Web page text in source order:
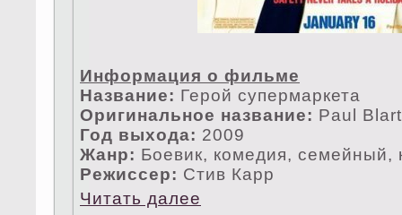
Информация о фильме
Название: Герой супермаркета
Оригинальное название: Paul
Год выхода: 2009
Жанр: Боевик, комедия, ceмейный,
Режисceр: Стив Карр
Читать далее